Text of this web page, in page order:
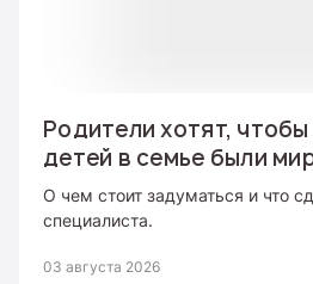
Родители хотят,
детей в семье были
О чем стоит задуматься и что
специалиста.
03 августа 2026